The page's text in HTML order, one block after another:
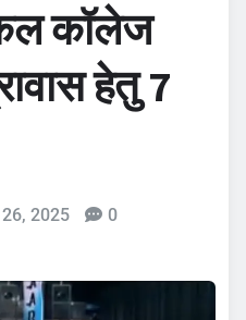
कॉलेज
हेतु 7
26, 2025 0